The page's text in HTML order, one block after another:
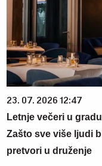
23. 07. 2026 12:47
Letnje večeri u
Zašto sve više ljudi
pretvori u druženje